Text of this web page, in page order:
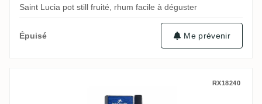
Saint Lucia pot still fruité, rhum facile à déguster
Épuisé Me prévenir
Rum Shark Travellers Travellers (Pineau
RX18240